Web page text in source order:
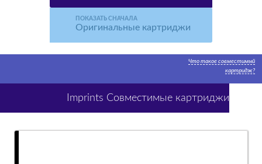
ПОКАЗАТЬ СНАЧАЛА
Оригинальные картриджи
Что такое совместимый
картридж?
Imprints Совместимые картриджи